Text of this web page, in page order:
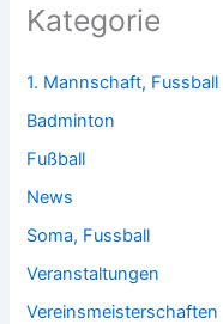
Kategorie
1. Mannschaft, Fussball
Badminton
Fußball
News
Soma, Fussball
Veranstaltungen
Vereinsmeisterschaften